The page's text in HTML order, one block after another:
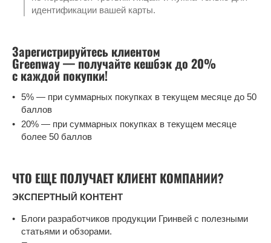
идентификации вашей карты.
Зарегистрируйтесь клиентом
Greenway — получайте кешбэк до 20%
с каждой покупки!
5% — при суммарных покупках в текущем месяце до 50
баллов
20% — при суммарных покупках в текущем месяце
более 50 баллов
ЧТО ЕЩЕ ПОЛУЧАЕТ КЛИЕНТ КОМПАНИИ?
ЭКСПЕРТНЫЙ КОНТЕНТ
Блоги разработчиков продукции Гринвей с полезными
статьями и обзорами.